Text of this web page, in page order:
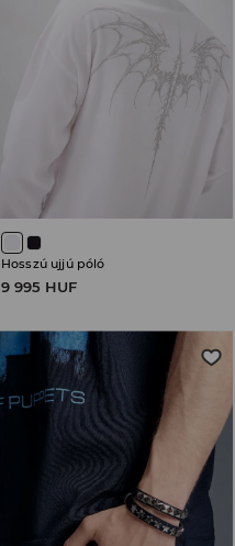
Hosszú ujjú póló
9 995 HUF